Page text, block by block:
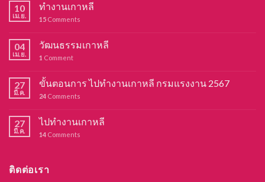
10
เม.ย.
ทำงานเกาหลี
15 Comments
04
เม.ย.
วัฒนธรรมเกาหลี
1 Comment
27
มี.ค.
ขั้นตอนการ ไปทำงานเกาหลี กรมแรงงาน 2567
24 Comments
27
มี.ค.
ไปทำงานเกาหลี
14 Comments
ติดต่อเรา